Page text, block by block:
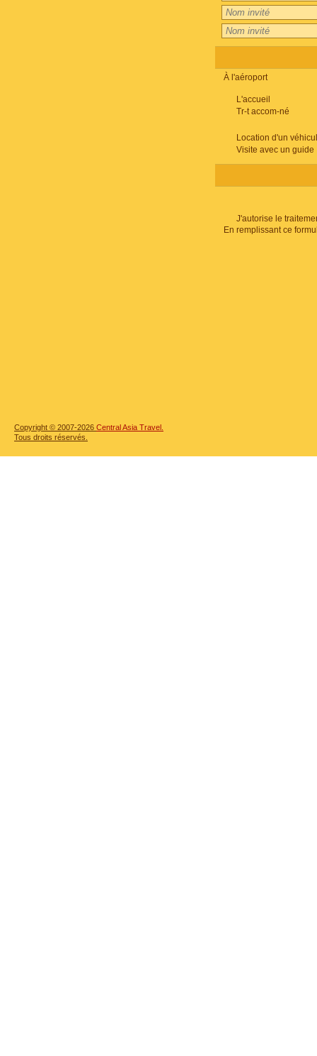
À l'aéroport
L'accueil
Tr-t accom-né
Location d'un
Visite avec un guide
J'autorise le
En remplissant ce
Copyright © 2007-2026 Central Asia Travel.
Tous droits réservés.